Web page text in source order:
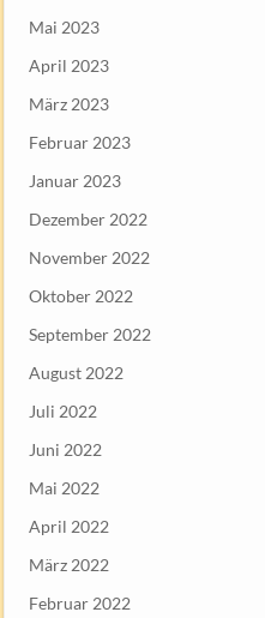
Mai 2023
April 2023
März 2023
Februar 2023
Januar 2023
Dezember 2022
November 2022
Oktober 2022
September 2022
August 2022
Juli 2022
Juni 2022
Mai 2022
April 2022
März 2022
Februar 2022